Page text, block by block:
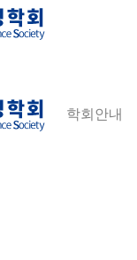
학회안내